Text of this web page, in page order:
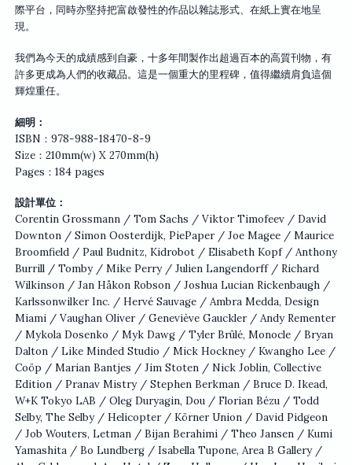
際平台，同時亦堅持把富啟發性的作品以雜誌形式、在紙上實在地呈
現。
我們為今天的成績感到自豪，十多年間製作出超過百本的高質刊物，有
許多更成為人們的收藏品。這是一個重大的里程碑，值得繼續肩負這個
輝煌重任。
細明：
ISBN：978-988-18470-8-9
Size：210mm(w) X 270mm(h)
Pages：184 pages
設計單位：
Corentin Grossmann / Tom Sachs / Viktor Timofeev / David
Downton / Simon Oosterdijk, PiePaper / Joe Magee / Maurice
Broomfield / Paul Budnitz, Kidrobot / Elisabeth Kopf / Anthony
Burrill / Tomby / Mike Perry / Julien Langendorff / Richard
Wilkinson / Jan Håkon Robson / Joshua Lucian Rickenbaugh /
Karlssonwilker Inc. / Hervé Sauvage / Ambra Medda, Design
Miami / Vaughan Oliver / Geneviève Gauckler / Andy Rementer
/ Mykola Dosenko / Myk Dawg / Tyler Brûlé, Monocle / Bryan
Dalton / Like Minded Studio / Mick Hockney / Kwangho Lee /
Coöp / Marian Bantjes / Jim Stoten / Nick Joblin, Collective
Edition / Pranav Mistry / Stephen Berkman / Bruce D. Ikead,
W+K Tokyo LAB / Oleg Duryagin, Dou / Florian Bézu / Todd
Selby, The Selby / Helicopter / Körner Union / David Pidgeon
/ Job Wouters, Letman / Bijan Berahimi / Theo Jansen / Kumi
Yamashita / Bo Lundberg / Isabella Tupone, Area B Gallery /